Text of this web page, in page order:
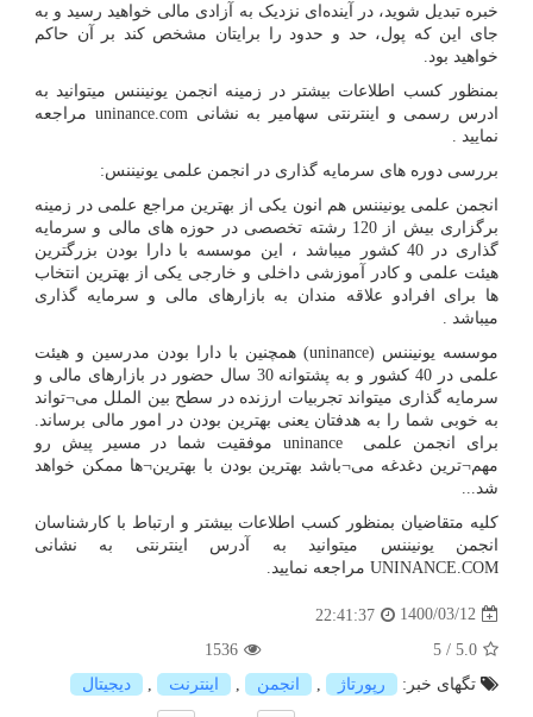
خبره تبدیل شوید، در آینده‌ای نزدیک به آزادی مالی خواهید رسید و به
جای این که پول، حد و حدود را برایتان مشخص کند بر آن حاکم
خواهید بود.
بمنظور کسب اطلاعات بیشتر در زمینه انجمن یونیننس میتوانید به
ادرس رسمی و اینترنتی سهامیر به نشانیuninance.com مراجعه
نمایید .
بررسی دوره های سرمایه گذاری در انجمن علمی یونیننس:
انجمن علمی یونیننس هم انون یکی از بهترین مراجع علمی در زمینه
برگزاری بیش از 120 رشته تخصصی در حوزه های مالی و سرمایه
گذاری در 40 کشور میباشد ، این موسسه با دارا بودن بزرگترین
هیئت علمی و کادر آموزشی داخلی و خارجی یکی از بهترین انتخاب
ها برای افرادو علاقه مندان به بازارهای مالی و سرمایه گذاری
میباشد .
موسسه یونیننس (uninance) همچنین با دارا بودن مدرسین و هیئت
علمی در 40 کشور و به پشتوانه 30 سال حضور در بازارهای مالی و
سرمایه گذاری میتواند تجربیات ارزنده در سطح بین الملل می¬تواند
به خوبی شما را به هدفتان یعنی بهترین بودن در امور مالی برساند.
برای انجمن علمیuninance موفقیت شما در مسیر پیش رو
مهم¬ترین دغدغه می¬باشد بهترین بودن با بهترین¬ها ممکن خواهد
شد...
کلیه متقاضیان بمنظور کسب اطلاعات بیشتر و ارتباط با کارشناسان
انجمن یونیننس میتوانید به آدرس اینترنتی به نشانی
UNINANCE.COM مراجعه نمایید.
1400/03/12
22:41:37
5.0
/
5
1536
تگهای خبر:
رپورتاژ , انجمن , اینترنت , دیجیتال